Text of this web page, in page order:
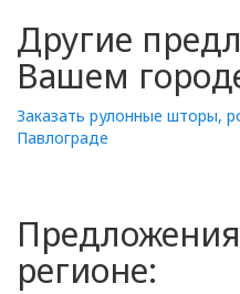
Другие
Вашем
Заказать рулонные шторы,
Павлограде
регионе: